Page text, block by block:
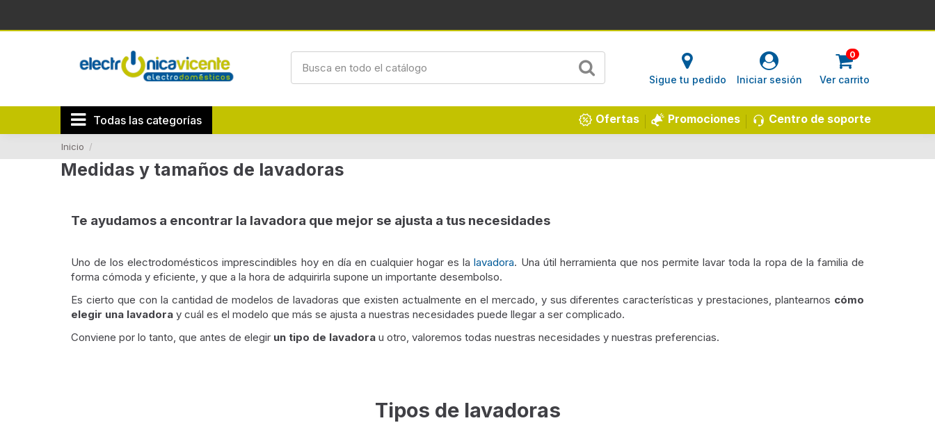
Sigue tu pedido Iniciar sesión
0
Ver carrito
Todas las categorías Centro de soporte
Promociones
Ofertas
Inicio
Medidas y tamaños de lavadoras
Te ayudamos a encontrar la lavadora que mejor se ajusta a tus necesidades
Uno de los electrodomésticos imprescindibles hoy en día en cualquier hogar es lalavadora. Una útil herramienta que nos permite lavar toda la ropa de la familia de
forma cómoda y eficiente, y que a la hora de adquirirla supone un importante desembolso.
Es cierto que con la cantidad de modelos de lavadoras que existen actualmente en el mercado, y sus diferentes características y prestaciones, plantearnos cómo
elegir una lavadora y cuál es el modelo que más se ajusta a nuestras necesidades puede llegar a ser complicado.
Conviene por lo tanto, que antes de elegir un tipo de lavadora u otro, valoremos todas nuestras necesidades y nuestras preferencias.
Tipos de lavadoras